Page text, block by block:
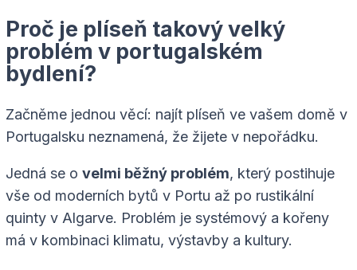
Proč je plíseň takový velký
problém v portugalském
bydlení?
Začněme jednou věcí: najít plíseň ve vašem domě v
Portugalsku neznamená, že žijete v nepořádku.
Jedná se o velmi běžný problém, který postihuje
vše od moderních bytů v Portu až po rustikální
quinty v Algarve. Problém je systémový a kořeny
má v kombinaci klimatu, výstavby a kultury.